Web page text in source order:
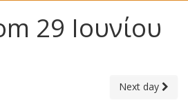
29 Ιουνίου
Next day